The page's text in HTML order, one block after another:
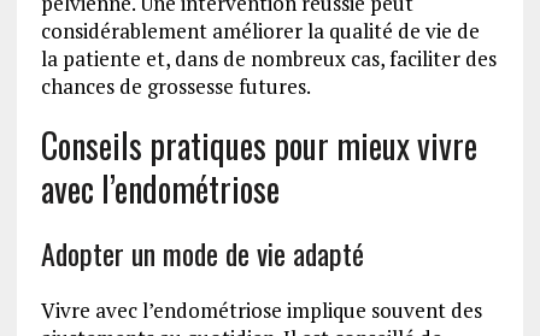
considérablement améliorer la qualité de vie de
la patiente et, dans de nombreux cas, faciliter des
chances de grossesse futures.
Conseils pratiques pour mieux vivre
avec l’endométriose
Adopter un mode de vie adapté
Vivre avec l’endométriose implique souvent des